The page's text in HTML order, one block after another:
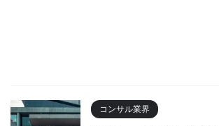
コンサル業界